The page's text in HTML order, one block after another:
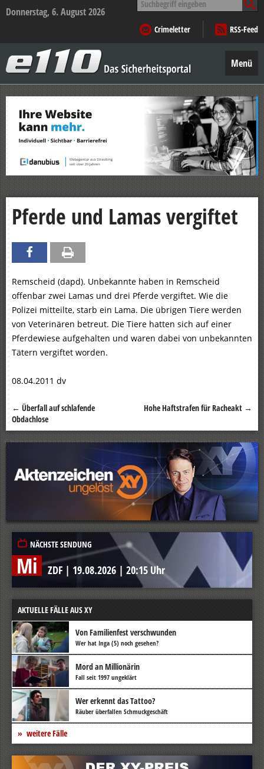
Donnerstag, 6. August 2026
nach:
Crimeletter
RSS-Feed
–
Das
Sicherheitsportal
Menü
Zum
Inhalt
springen
Pferde und Lamas vergiftet
Remscheid (dapd). Unbekannte haben in Remscheid
offenbar zwei Lamas und drei Pferde vergiftet. Wie die
Polizei mitteilte, starb ein Lama. Die übrigen Tiere werden
von Veterinären betreut. Die Tiere hatten sich auf einer
Pferdewiese aufgehalten und waren dabei von unbekannten
Tätern vergiftet worden.
08.04.2011 dv
Beitragsnavigation
← Überfall auf schlafende
Obdachlose
Hohe Haftstrafen für Racheakt →
NÄCHSTE SENDUNG
Mi ZDF | 19.08.2026 | 20:15 Uhr
AKTUELLE FÄLLE AUS XY
Von Familienfest verschwunden
Wer hat Inga (5) noch gesehen?
Mord an Millionärin
Fall seit 1997 ungeklärt
Wer erkennt das Tattoo?
Räuber überfallen Schmuckgeschäft
weitere Fälle